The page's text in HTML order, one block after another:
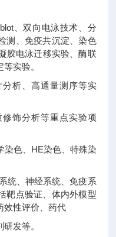
、双向电泳技术、分
测、免疫共沉淀、染色
胶电泳迁移实验、酶联
实验。
析、高通量测序等实
饰分析等重点实验项
染色、HE染色、特殊染
统、神经系统、免疫系
靶点验证、体内外模型
效性评价、药代
发等。